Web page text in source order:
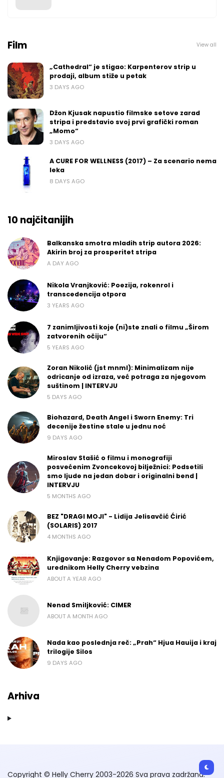
Film View all
„Cathedral“ je stigao: Karpenterov strip u
prodaji, album stiže u petak
3 DAYS AGO
Džon Kjusak napustio filmske setove zarad
stripa i predstavio svoj prvi grafički roman
„Momo“
3 DAYS AGO
A CURE FOR WELLNESS (2017) – Za scenario nema
leka
8 DAYS AGO
10 najčitanijih
Balkanska smotra mladih strip autora 2026:
Akirin broj za prosperitet stripa
A DAY AGO
Nikola Vranjković: Poezija, rokenrol i
transcedencija otpora
3 YEARS AGO
7 zanimljivosti koje (ni)ste znali o filmu „Širom
zatvorenih očiju“
5 YEARS AGO
Zoran Nikolić (jst mnml): Minimalizam nije
odricanje od izraza, već potraga za njegovom
suštinom | INTERVJU
5 DAYS AGO
Biohazard, Death Angel i Sworn Enemy: Tri
decenije žestine stale u jednu noć
9 DAYS AGO
Miroslav Stašić o filmu i monografiji
posvećenim Zvoncekovoj bilježnici: Podsetili
smo ljude na jedan dobar i originalni bend |
INTERVJU
5 MONTHS AGO
BEZ "DRAGI MOJI" - Lidija Jelisavčić Ćirić
(SOLARIS) 2017
4 MONTHS AGO
Knjigovanje: Razgovor sa Nenadom Popovićem,
urednikom Helly Cherry vebzina
ABOUT A YEAR AGO
Nenad Smiljković: CIMER
ABOUT A MONTH AGO
Nada kao poslednja reč: „Prah“ Hjua Hauija i kraj
trilogije Silos
9 DAYS AGO
Arhiva
Copyright © Helly Cherry 2003-2026 Sva prava zadržana.